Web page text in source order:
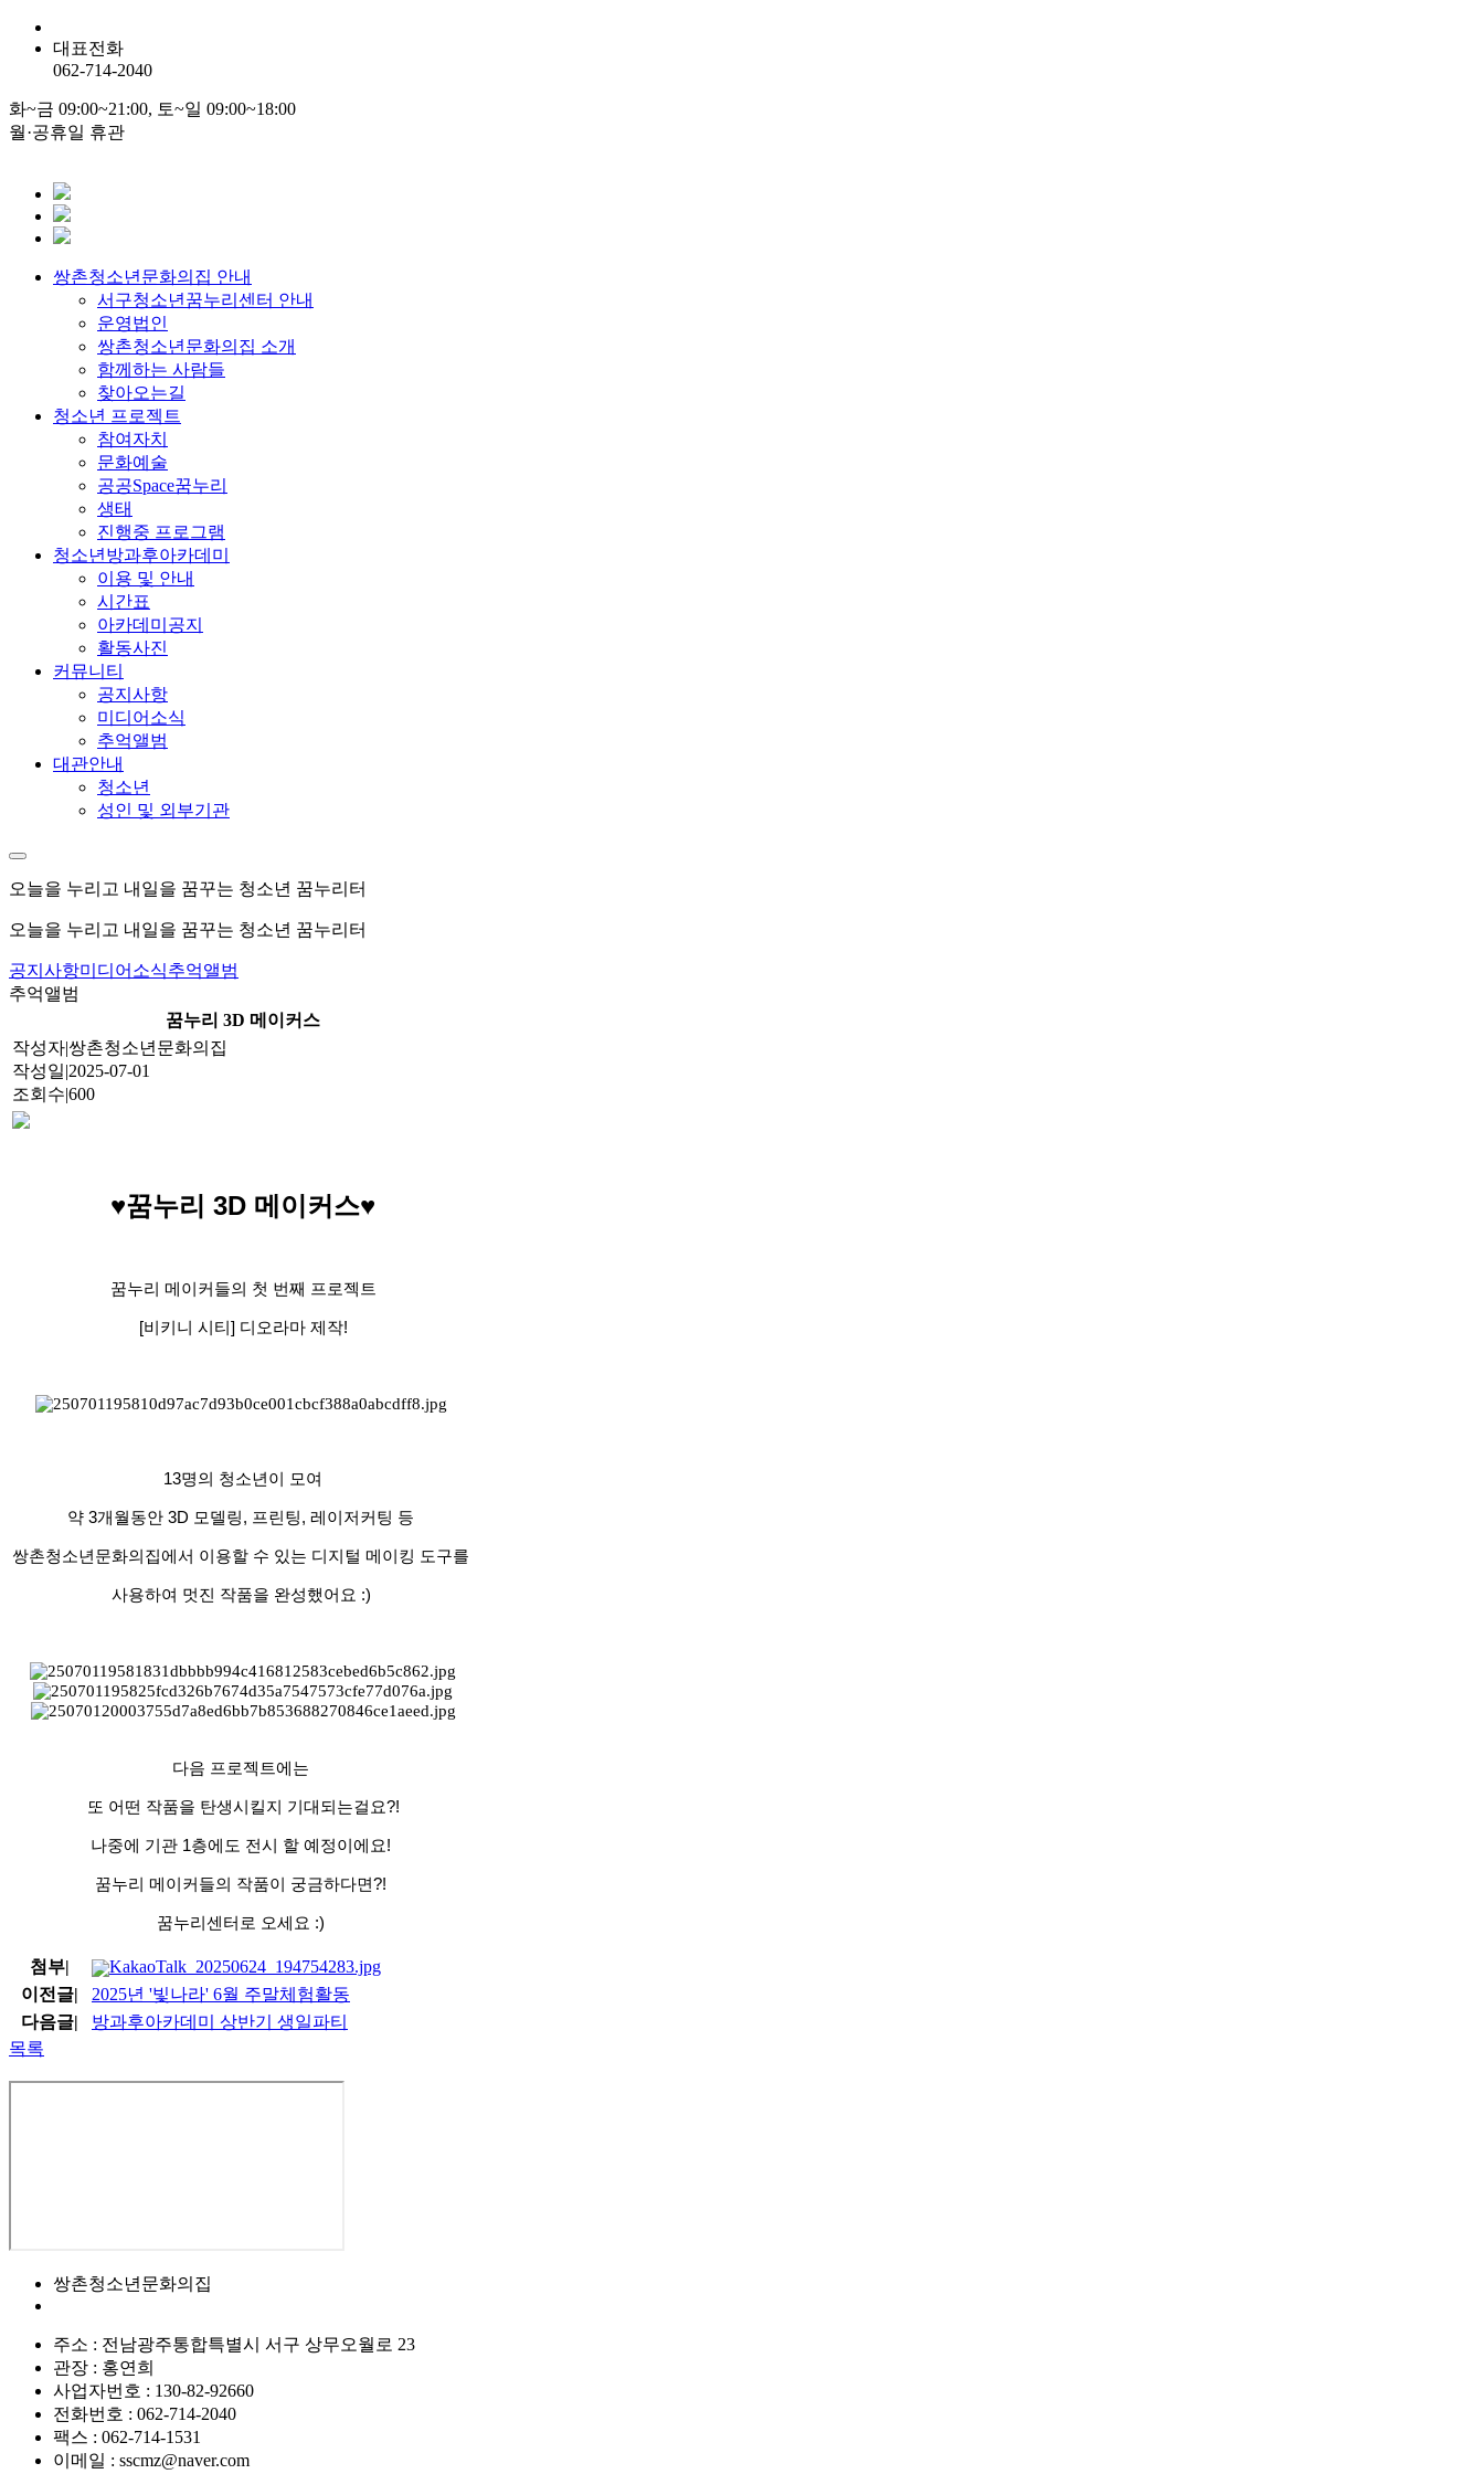
대표전화
062-714-2040
화~금 09:00~21:00, 토~일 09:00~18:00
월·공휴일 휴관
쌍촌청소년문화의집 안내
서구청소년꿈누리센터 안내
운영법인
쌍촌청소년문화의집 소개
함께하는 사람들
찾아오는길
청소년 프로젝트
참여자치
문화예술
공공Space꿈누리
생태
진행중 프로그램
청소년방과후아카데미
이용 및 안내
시간표
아카데미공지
활동사진
커뮤니티
공지사항
미디어소식
추억앨범
대관안내
청소년
성인 및 외부기관
오늘을 누리고 내일을 꿈꾸는 청소년 꿈누리터
오늘을 누리고 내일을 꿈꾸는 청소년 꿈누리터
공지사항미디어소식추억앨범
추억앨범
꿈누리 3D 메이커스
작성자|쌍촌청소년문화의집
작성일|2025-07-01
조회수|600
♥꿈누리 3D 메이커스♥
꿈누리 메이커들의 첫 번째 프로젝트
[비키니 시티] 디오라마 제작!
13명의 청소년이 모여
약 3개월동안 3D 모델링, 프린팅, 레이저커팅 등
쌍촌청소년문화의집에서 이용할 수 있는 디지털 메이킹 도구를
사용하여 멋진 작품을 완성했어요 :)
다음 프로젝트에는
또 어떤 작품을 탄생시킬지 기대되는걸요?!
나중에 기관 1층에도 전시 할 예정이에요!
꿈누리 메이커들의 작품이 궁금하다면?!
꿈누리센터로 오세요 :)
첨부|
KakaoTalk_20250624_194754283.jpg
이전글|
2025년 '빛나라' 6월 주말체험활동
다음글|
방과후아카데미 상반기 생일파티
목록
쌍촌청소년문화의집
주소 : 전남광주통합특별시 서구 상무오월로 23
관장 : 홍연희
사업자번호 : 130-82-92660
전화번호 : 062-714-2040
팩스 : 062-714-1531
이메일 : sscmz@naver.com